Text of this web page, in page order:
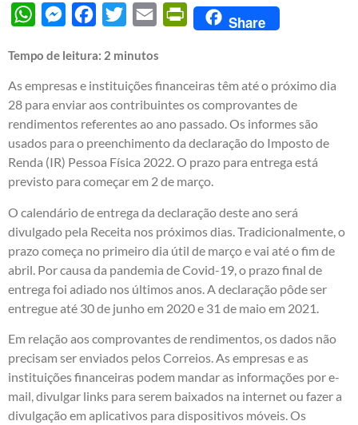
WhatsAppMessengerFacebook
Twitter Email PrintFriendly
Share
Tempo de leitura: 2 minutos
As empresas e instituições financeiras têm até o próximo dia
28 para enviar aos contribuintes os comprovantes de
rendimentos referentes ao ano passado. Os informes são
usados para o preenchimento da declaração do Imposto de
Renda (IR) Pessoa Física 2022. O prazo para entrega está
previsto para começar em 2 de março.
O calendário de entrega da declaração deste ano será
divulgado pela Receita nos próximos dias. Tradicionalmente, o
prazo começa no primeiro dia útil de março e vai até o fim de
abril. Por causa da pandemia de Covid-19, o prazo final de
entrega foi adiado nos últimos anos. A declaração pôde ser
entregue até 30 de junho em 2020 e 31 de maio em 2021.
Em relação aos comprovantes de rendimentos, os dados não
precisam ser enviados pelos Correios. As empresas e as
instituições financeiras podem mandar as informações por e-
mail, divulgar links para serem baixados na internet ou fazer a
divulgação em aplicativos para dispositivos móveis. Os